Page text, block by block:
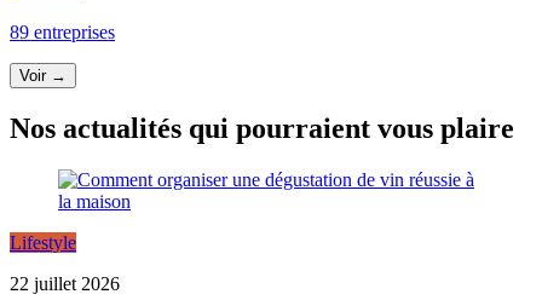
89 entreprises
Voir →
Nos actualités qui pourraient vous plaire
Lifestyle
22 juillet 2026